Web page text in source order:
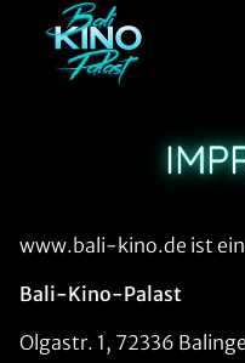
Zum Hauptinhalt
www.bali-kino.de ist
Bali-Kino-Palast
Olgastr. 1, 72336